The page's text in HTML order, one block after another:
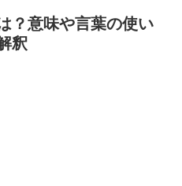
？意味や言葉の使い
釈